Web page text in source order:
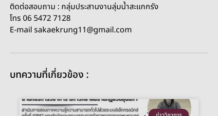
ติดต่อสอบถาม : กลุ่มประสานงานลุ่มน้ำสะแกกรัง
โทร 06 5472 7128
E-mail sakaekrung11@gmail.com
บทความที่เกี่ยวข้อง :